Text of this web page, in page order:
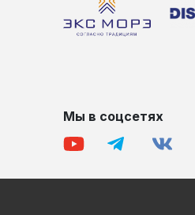
Мы в соцсетях